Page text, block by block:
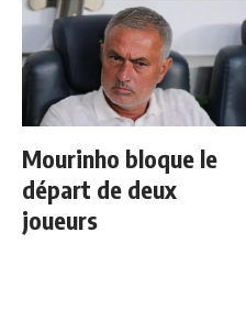
Mourinho bloque le
départ de deux
joueurs